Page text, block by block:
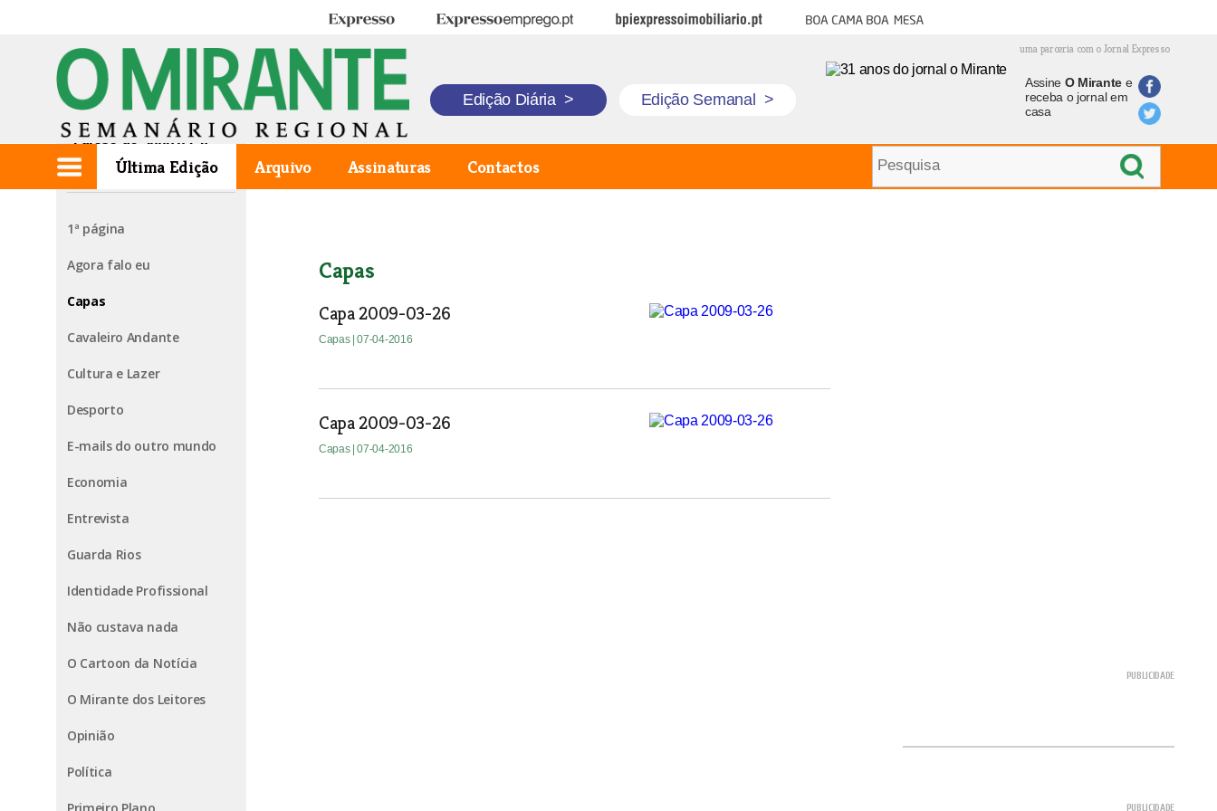
Expresso Expresso Emprego BPI Expresso Imobiliário Boa cama boa mesa
uma parceria com o Jornal Expresso
Edição Diária > Edição Semanal >
Assine O Mirantee
receba o jornal em
casa
Última Edição Arquivo Assinaturas Contactos
Edição de 2009.03.26
1ª página
Agora falo eu
Capas
Cavaleiro Andante
Cultura e Lazer
Desporto
E-mails do outro mundo
Economia
Entrevista
Guarda Rios
Identidade Profissional
Não custava nada
O Cartoon da Notícia
O Mirante dos Leitores
Opinião
Política
Capas
Capa 2009-03-26
Capas | 07-04-2016
Capa 2009-03-26
Capas | 07-04-2016